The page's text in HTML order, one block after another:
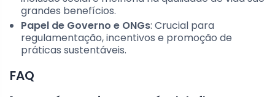
grandes benefícios.
Papel de Governo e ONGs: Crucial para
regulamentação, incentivos e promoção de
práticas sustentáveis.
FAQ